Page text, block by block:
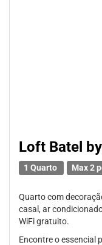
Loft Batel
1 Quarto Max 2
Quarto com
casal, ar
WiFi gratuito.
Encontre o essencial